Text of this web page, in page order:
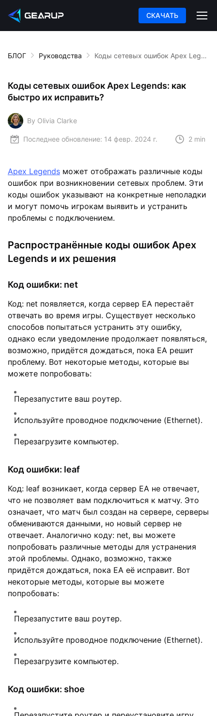
СКАЧАТЬ
БЛОГ Руководства Коды сетевых ошибок Apex Legends: как быстро их исправить?
Коды сетевых ошибок Apex Legends: как
быстро их исправить?
By Olivia Clarke
Последнее обновление: 14 февр. 2024 г. 2 min
Apex Legends может отображать различные коды
ошибок при возникновении сетевых проблем. Эти
коды ошибок указывают на конкретные неполадки
и могут помочь игрокам выявить и устранить
проблемы с подключением.
Распространённые коды ошибок Apex
Legends и их решения
Код ошибки: net
Код: net появляется, когда сервер EA перестаёт
отвечать во время игры. Существует несколько
способов попытаться устранить эту ошибку,
однако если уведомление продолжает появляться,
возможно, придётся дождаться, пока EA решит
проблему. Вот некоторые методы, которые вы
можете попробовать:
Перезапустите ваш роутер.
Используйте проводное подключение (Ethernet).
Перезагрузите компьютер.
Код ошибки: leaf
Код: leaf возникает, когда сервер EA не отвечает,
что не позволяет вам подключиться к матчу. Это
означает, что матч был создан на сервере, серверы
обмениваются данными, но новый сервер не
отвечает. Аналогично коду: net, вы можете
попробовать различные методы для устранения
этой проблемы. Однако, возможно, также
придётся дождаться, пока EA её исправит. Вот
некоторые методы, которые вы можете
попробовать:
Перезапустите ваш роутер.
Используйте проводное подключение (Ethernet).
Перезагрузите компьютер.
Код ошибки: shoe